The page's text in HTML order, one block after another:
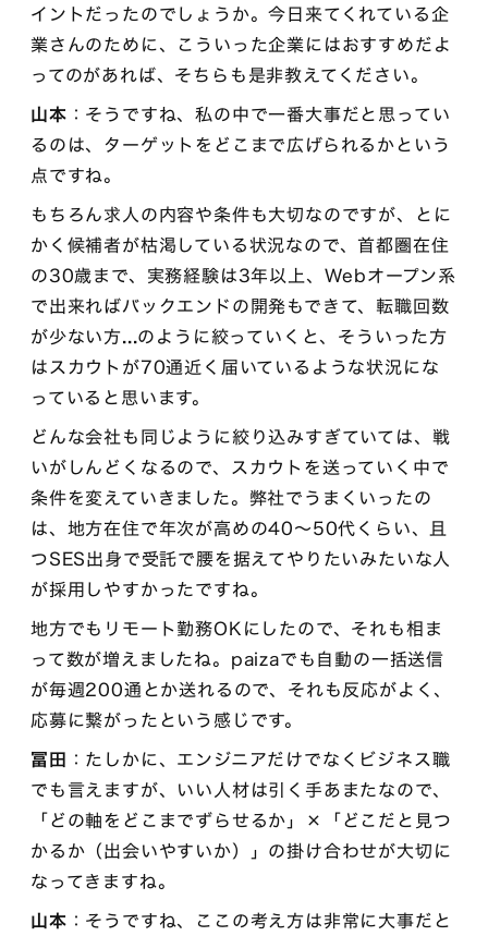
イントだったのでしょうか。今日来てくれている企
業さんのために、こういった企業にはおすすめだよ
ってのがあれば、そちらも是非教えてください。
山本 ：そうですね、私の中で一番大事だと思ってい
るのは、ターゲットをどこまで広げられるかという
点ですね。
もちろん求人の内容や条件も大切なのですが、とに
かく候補者が枯渇している状況なので、首都圏在住
の30歳まで、実務経験は3年以上、Webオープン系
で出来ればバックエンドの開発もできて、転職回数
が少ない方...のように絞っていくと、そういった方
はスカウトが70通近く届いているような状況にな
っていると思います。
どんな会社も同じように絞り込みすぎていては、戦
いがしんどくなるので、スカウトを送っていく中で
条件を変えていきました。弊社でうまくいったの
は、地方在住で年次が高めの40〜50代くらい、且
つSES出身で受託で腰を据えてやりたいみたいな人
が採用しやすかったですね。
地方でもリモート勤務OKにしたので、それも相ま
って数が増えましたね。paizaでも自動の一括送信
が毎週200通とか送れるので、それも反応がよく、
応募に繋がったという感じです。
冨田 ：たしかに、エンジニアだけでなくビジネス職
でも言えますが、いい人材は引く手あまたなので、
「どの軸をどこまでずらせるか」×「どこだと見つ
かるか（出会いやすいか）」の掛け合わせが大切に
なってきますね。
山本 ：そうですね、ここの考え方は非常に大事だと